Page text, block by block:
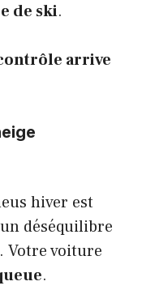
de ski.
arrive
hiver est
déséquilibre
Votre voiture
.